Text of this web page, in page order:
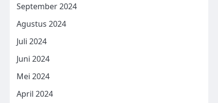
September 2024
Agustus 2024
Juli 2024
Juni 2024
Mei 2024
April 2024